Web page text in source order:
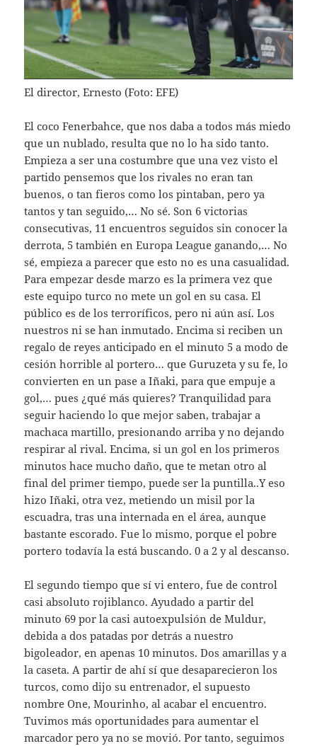
El director, Ernesto (Foto: EFE)
El coco Fenerbahce, que nos daba a todos más miedo
que un nublado, resulta que no lo ha sido tanto.
Empieza a ser una costumbre que una vez visto el
partido pensemos que los rivales no eran tan
buenos, o tan fieros como los pintaban, pero ya
tantos y tan seguido,… No sé. Son 6 victorias
consecutivas, 11 encuentros seguidos sin conocer la
derrota, 5 también en Europa League ganando,… No
sé, empieza a parecer que esto no es una casualidad.
Para empezar desde marzo es la primera vez que
este equipo turco no mete un gol en su casa. El
público es de los terroríficos, pero ni aún así. Los
nuestros ni se han inmutado. Encima si reciben un
regalo de reyes anticipado en el minuto 5 a modo de
cesión horrible al portero… que Guruzeta y su fe, lo
convierten en un pase a Iñaki, para que empuje a
gol,… pues ¿qué más quieres? Tranquilidad para
seguir haciendo lo que mejor saben, trabajar a
machaca martillo, presionando arriba y no dejando
respirar al rival. Encima, si un gol en los primeros
minutos hace mucho daño, que te metan otro al
final del primer tiempo, puede ser la puntilla..Y eso
hizo Iñaki, otra vez, metiendo un misil por la
escuadra, tras una internada en el área, aunque
bastante escorado. Fue lo mismo, porque el pobre
portero todavía la está buscando. 0 a 2 y al descanso.
El segundo tiempo que sí vi entero, fue de control
casi absoluto rojiblanco. Ayudado a partir del
minuto 69 por la casi autoexpulsión de Muldur,
debida a dos patadas por detrás a nuestro
bigoleador, en apenas 10 minutos. Dos amarillas y a
la caseta. A partir de ahí sí que desaparecieron los
turcos, como dijo su entrenador, el supuesto
nombre One, Mourinho, al acabar el encuentro.
Tuvimos más oportunidades para aumentar el
marcador pero ya no se movió. Por tanto, seguimos